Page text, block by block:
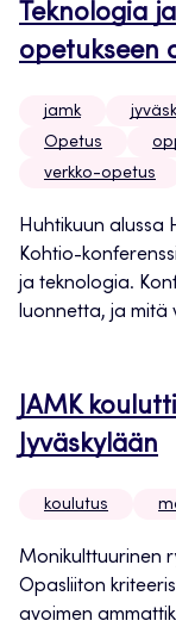
Teknologia
opetukseen
jamk
Opetus
verkko-opetus
Huhtikuun alussa
Kohtio-
ja teknologia.
luonnetta, ja mitä
JAMK
Jyväskylään
koulutus
Monikulttuurinen
Opasliiton
avoimen